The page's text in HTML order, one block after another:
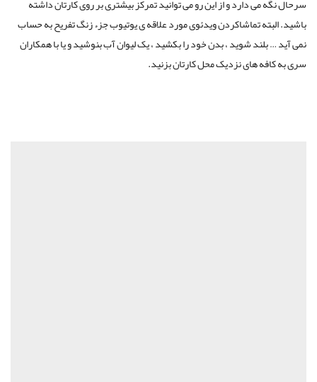
سرحال نگه می دارد و از این رو می توانید تمرکز بیشتری بر روی کارتان داشته
باشید. البته تماشاکردن ویدئوی مورد علاقه ی یوتیوب جزء زنگ تفریح به حساب
نمی آید … بلند شوید ، بدن خود را بکشید ، یک لیوان آب بنوشید و یا با همکاران
سری به کافه های نزدیک محل کارتان بزنید.